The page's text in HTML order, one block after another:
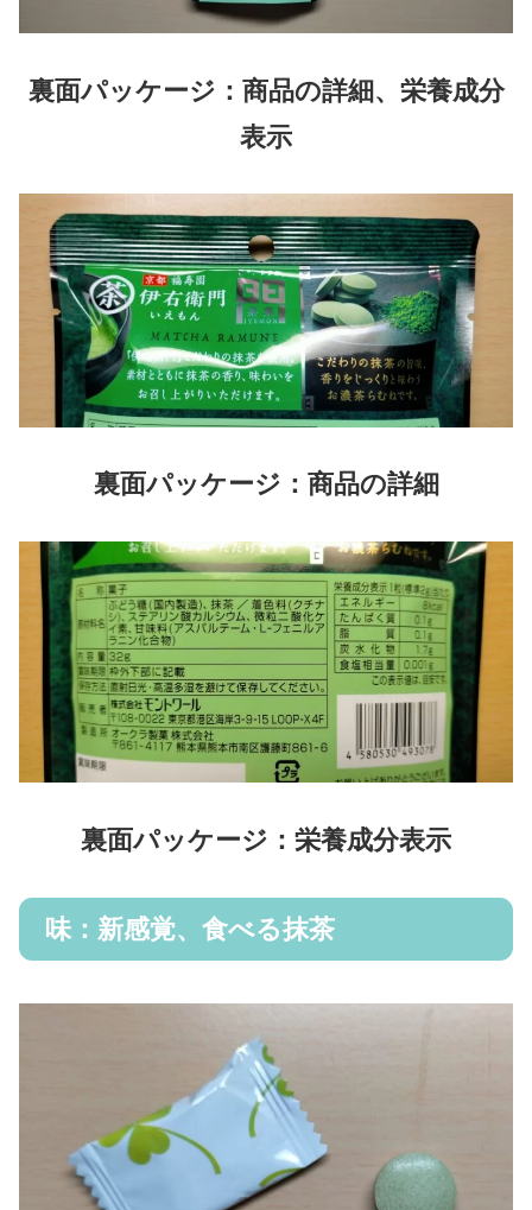
裏面パッケージ：商品の詳細、栄養成分
表示
裏面パッケージ：商品の詳細
裏面パッケージ：栄養成分表示
味：新感覚、食べる抹茶